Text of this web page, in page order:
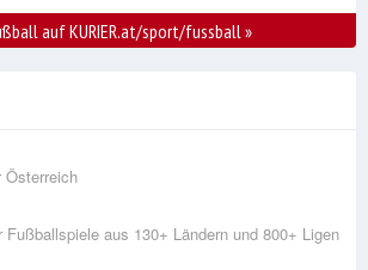
auf KURIER.at/sport/fussball»
Österreich
Fußballspiele aus 130+ Ländern und 800+ Ligen